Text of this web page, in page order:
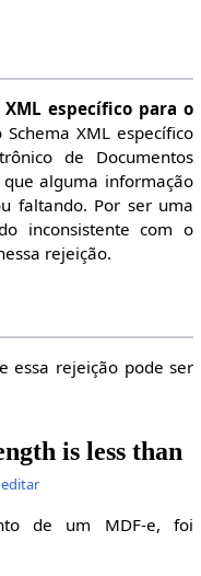
XML específico para o
XML específico
de Documentos
que alguma informação
faltando. Por ser uma
inconsistente com o
rejeição.
essa rejeição pode ser
is less than
editar
de um MDF-e, foi